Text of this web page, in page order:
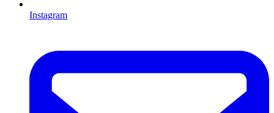
Instagram